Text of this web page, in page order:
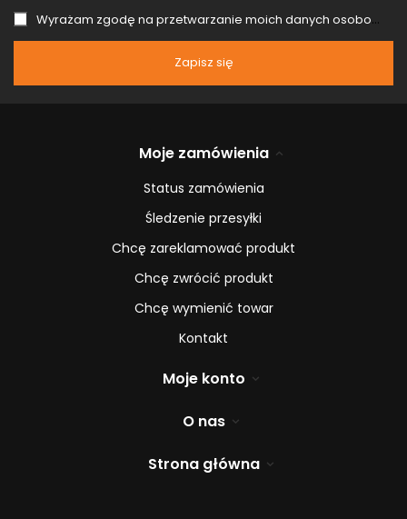
Wyrażam zgodę na przetwarzanie moich danych osobowych (adres e-mail) na potrzeby wysyłki newslettera z informacją handlową (marketing). Więcej w
Zapisz się
Moje zamówienia
Status zamówienia
Śledzenie przesyłki
Chcę zareklamować produkt
Chcę zwrócić produkt
Chcę wymienić towar
Kontakt
Moje konto
O nas
Strona główna